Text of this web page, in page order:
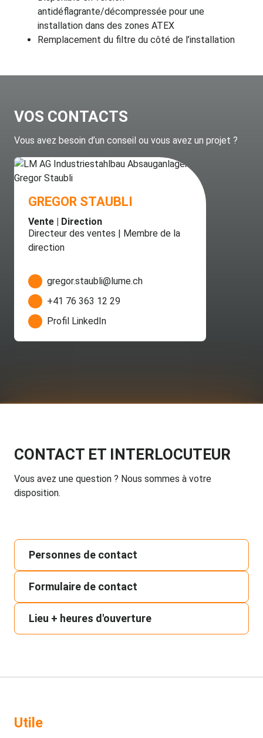
antidéflagrante/décompressée pour une
installation dans des zones ATEX
Remplacement du filtre du côté de l’installation
VOS CONTACTS
Vous avez besoin d’un conseil ou vous avez un projet ?
GREGOR STAUBLI
Vente | Direction
Directeur des ventes | Membre de la
direction
gregor.staubli@lume.ch
+41 76 363 12 29
Profil LinkedIn
CONTACT ET INTERLOCUTEUR
Vous avez une question ? Nous sommes à votre
disposition.
Personnes de contact
Formulaire de contact
Lieu + heures d'ouverture
Utile